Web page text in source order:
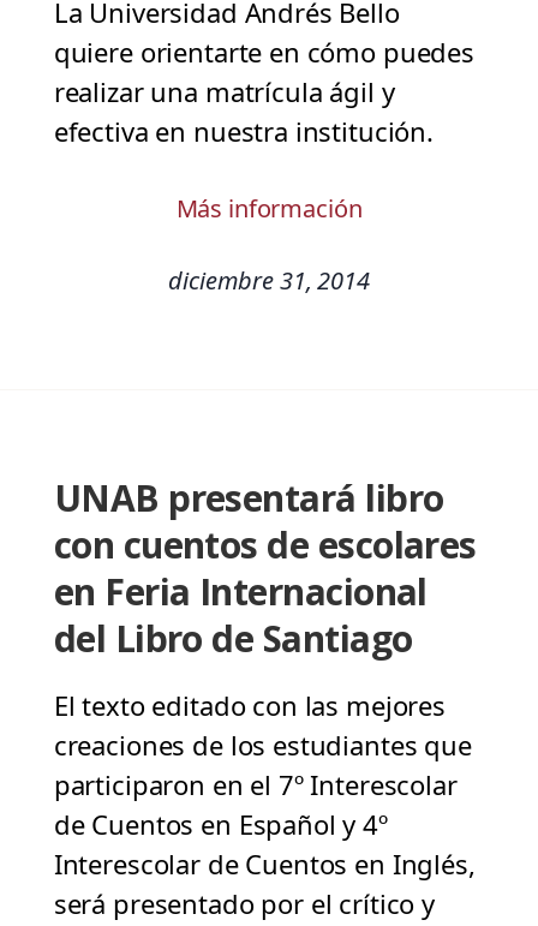
La Universidad Andrés Bello
quiere orientarte en cómo puedes
realizar una matrícula ágil y
efectiva en nuestra institución.
Más información
diciembre 31, 2014
UNAB presentará libro
con cuentos de escolares
en Feria Internacional
del Libro de Santiago
El texto editado con las mejores
creaciones de los estudiantes que
participaron en el 7º Interescolar
de Cuentos en Español y 4º
Interescolar de Cuentos en Inglés,
será presentado por el crítico y